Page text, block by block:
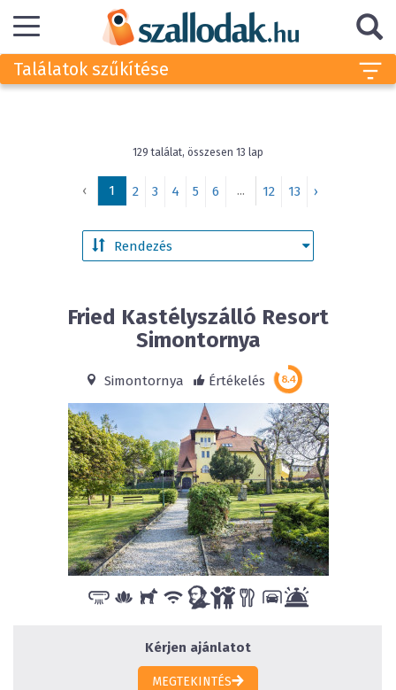
Találatok szűkítése
129 találat, összesen 13 lap
‹ 1 2 3 4 5 6 ... 12 13 ›
Fried Kastélyszálló Resort
Simontornya
Simontornya Értékelés
Kérjen ajánlatot
MEGTEKINTÉS